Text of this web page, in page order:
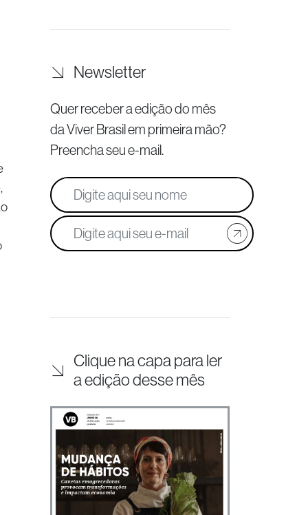
Newsletter
Quer receber a edição do mês
da Viver Brasilem primeira mão?
Preencha seu e-mail.
Clique na capa para ler
a edição desse mês